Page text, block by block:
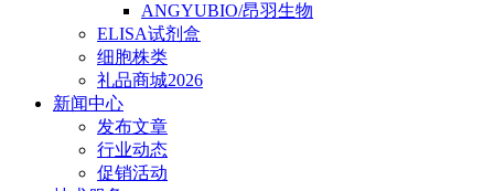
ANGYUBIO/昂羽生物
ELISA试剂盒
细胞株类
礼品商城2026
新闻中心
发布文章
行业动态
促销活动